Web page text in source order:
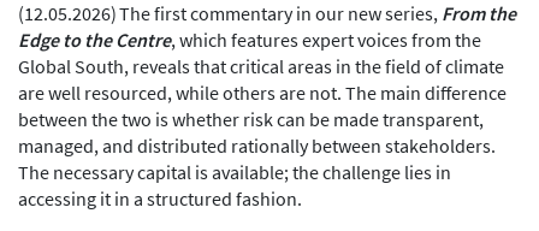
(12.05.2026)The first commentary in our new series, From the
Edge to the Centre, which features expert voices from the
Global South, reveals that critical areas in the field of climate
are well resourced, while others are not. The main difference
between the two is whether risk can be made transparent,
managed, and distributed rationally between stakeholders.
The necessary capital is available; the challenge lies in
accessing it in a structured fashion.